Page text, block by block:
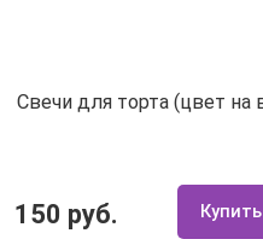
Свечи для торта (цвет на
150 руб. Купить